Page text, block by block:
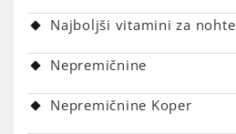
Najboljši vitamini za nohte
Nepremičnine
Nepremičnine Koper